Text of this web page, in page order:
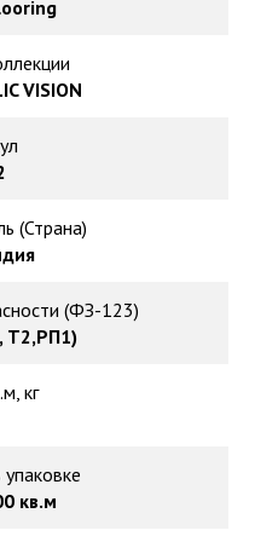
пол
VISION
(Страна)
(ФЗ-123)
Т2,РП1)
кг
кв.м